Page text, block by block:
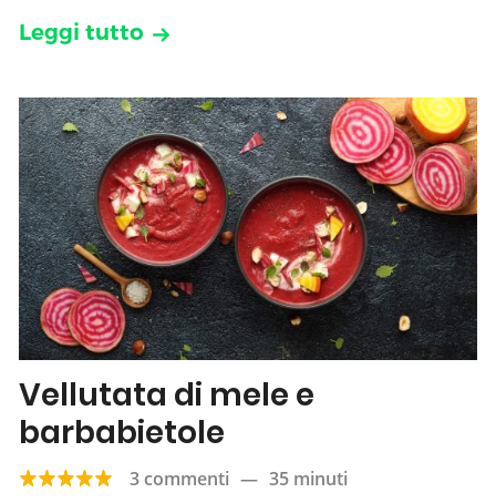
Leggi tutto
Vellutata di mele e
barbabietole
3 commenti — 35 minuti